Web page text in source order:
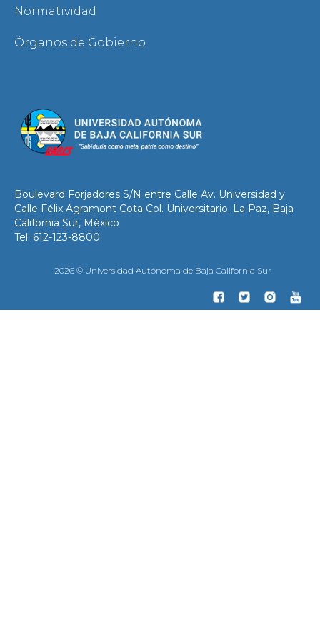
Normatividad
Órganos de Gobierno
Boulevard Forjadores S/N entre Calle Av. Universidad y
Calle Félix Agramont Cota Col. Universitario. La Paz, Baja
California Sur, México
Tel: 612-123-8800
2026 © Universidad Autónoma de Baja California Sur